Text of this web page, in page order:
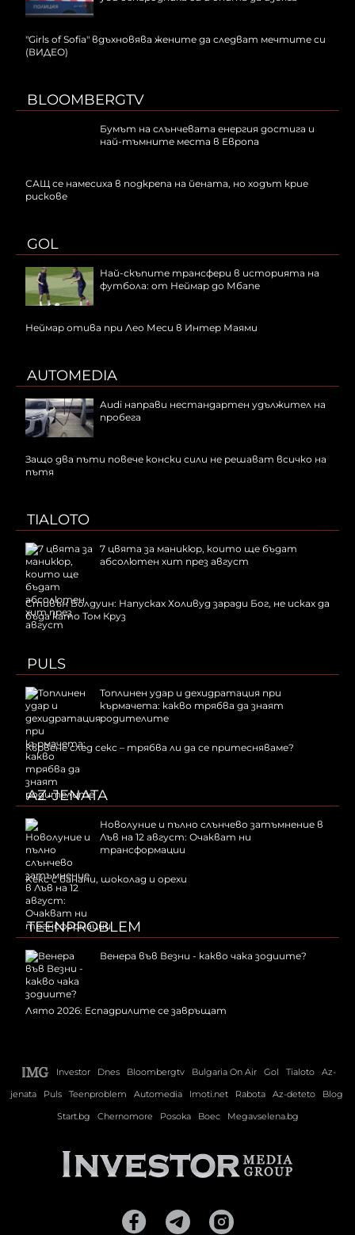
"Girls of Sofia" вдъхновява жените да следват мечтите си
(ВИДЕО)
BLOOMBERGTV
Бумът на слънчевата енергия достига и
най-тъмните места в Европа
САЩ се намесиха в подкрепа на йената, но ходът крие
рискове
GOL
Най-скъпите трансфери в историята на
футбола: от Неймар до Мбапе
Неймар отива при Лео Меси в Интер Маями
AUTOMEDIA
Audi направи нестандартен удължител на
пробега
Защо два пъти повече конски сили не решават всичко на
пътя
TIALOTO
7 цвята за маникюр, които ще бъдат
абсолютен хит през август
Стивън Болдуин: Напусках Холивуд заради Бог, не исках да
бъда като Том Круз
PULS
Топлинен удар и дехидратация при
кърмачета: какво трябва да знаят
родителите
Кървене след секс – трябва ли да се притесняваме?
AZ-JENATA
Новолуние и пълно слънчево затъмнение в
Лъв на 12 август: Очакват ни
трансформации
Kекс с банани, шоколад и орехи
TEENPROBLEM
Венера във Везни - какво чака зодиите?
Лято 2026: Еспадрилите се завръщат
Investor Dnes Bloombergtv Bulgaria On Air Gol Tialoto
Az-
jenata
Puls Teenproblem Automedia Imoti.net Rabota Az-deteto
Blog
Start.bg
Chernomore Posoka Boec Megavselena.bg